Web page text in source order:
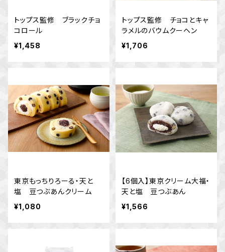
トップス監修 ブラックチョ
コロール
¥1,458
トップス監修 チョコとキャ
ラメルのバウムクーヘン
¥1,706
東京もっちりろーる・天と
塩 豆つぶあんクリーム
¥1,080
【6個入】東京クリーム大福・
天と塩 豆つぶあん
¥1,566